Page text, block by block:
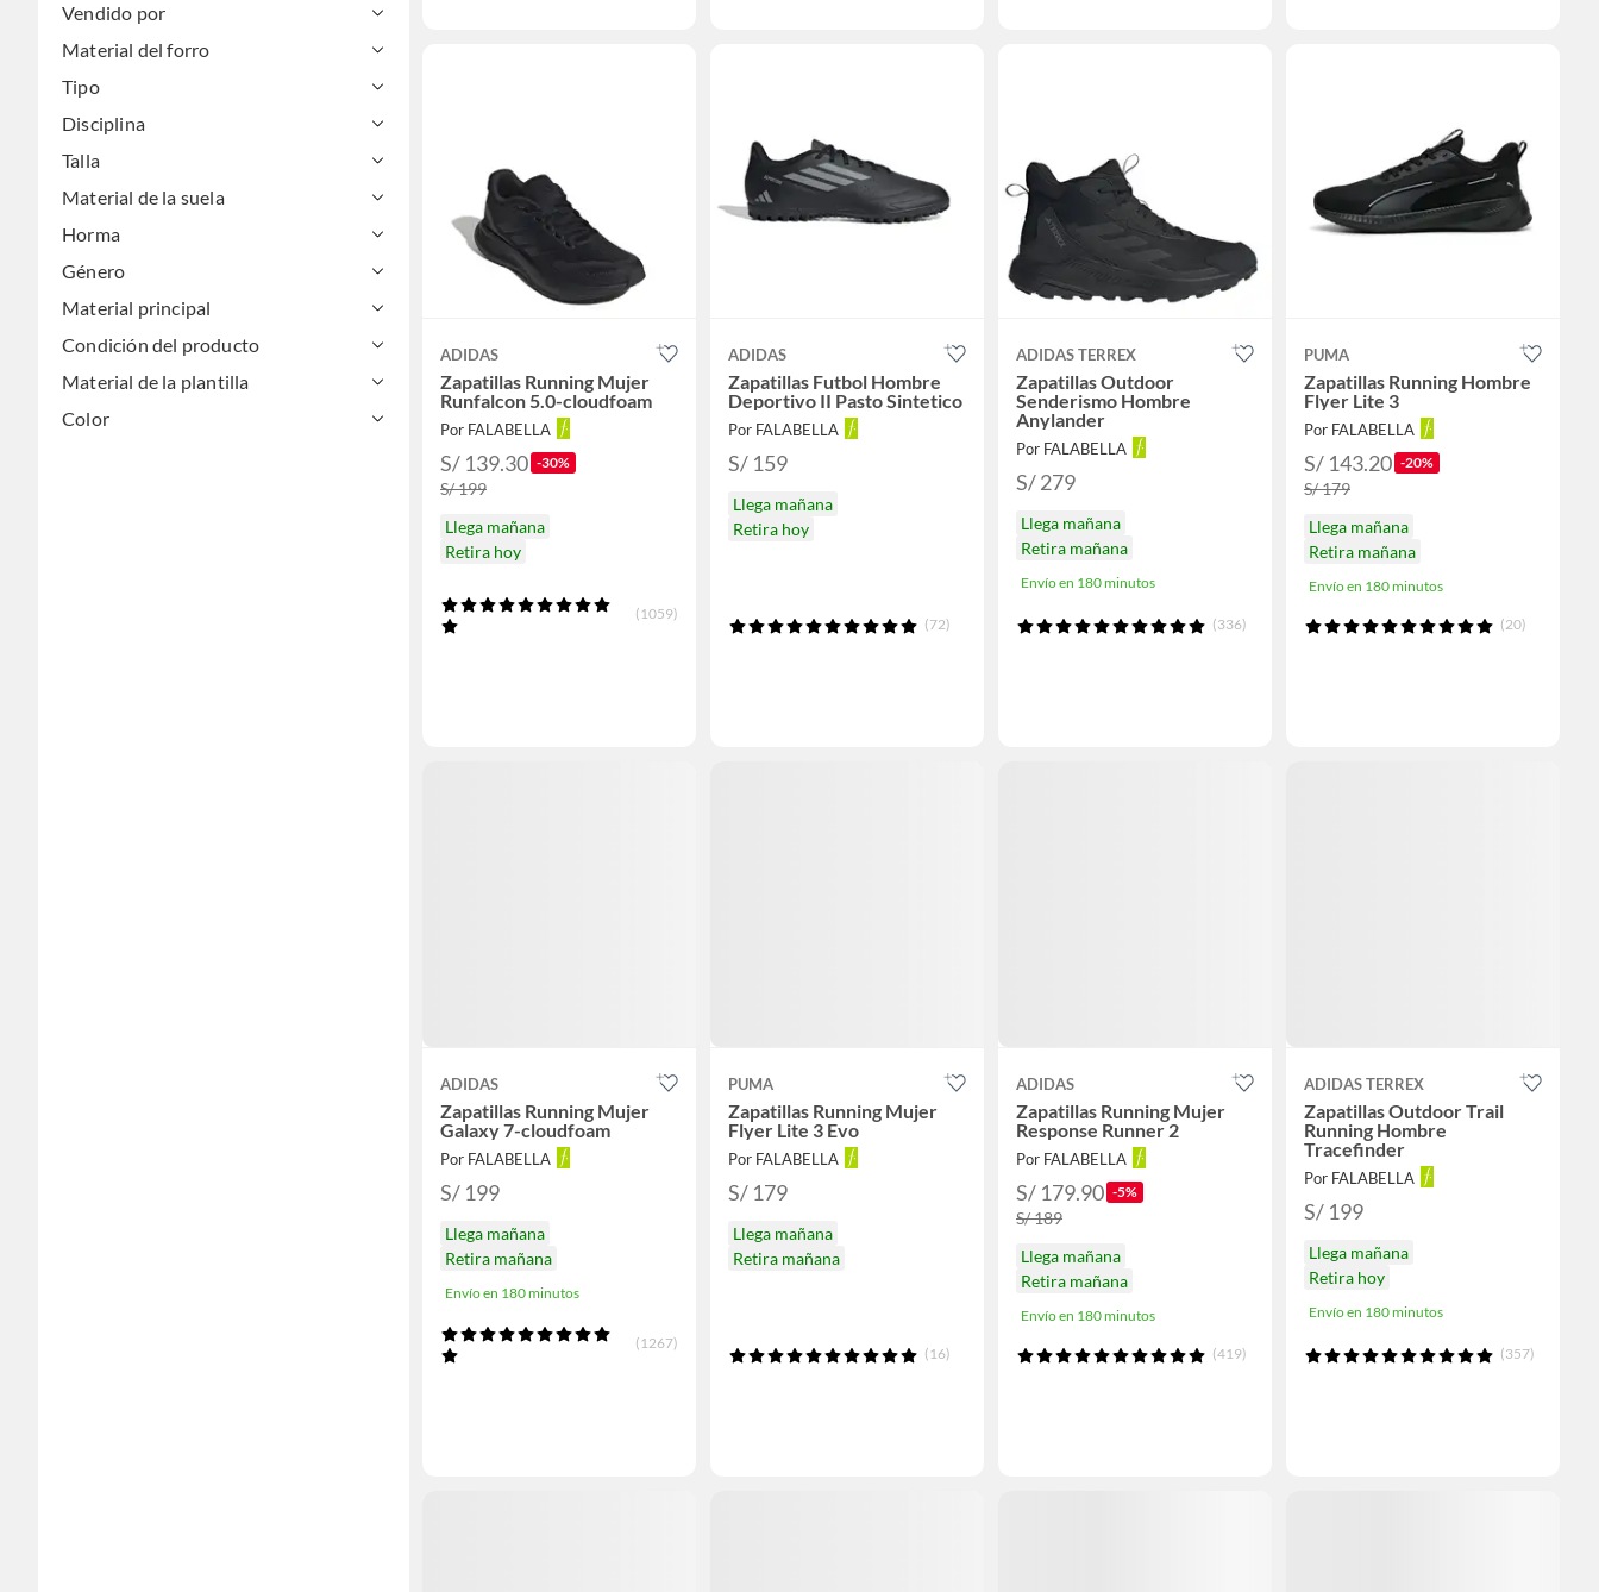
Herramientas y máquinas
Accesorios moda
Dormitorio
Vendido por
Material del forro
Tipo
Disciplina
Talla
Material de la suela
Horma
Género
Material principal
Condición del producto
Material de la plantilla
Color
ADIDAS
Zapatillas Running Mujer
Runfalcon 5.0-cloudfoam
Por FALABELLA
S/ 139.30 -30%
S/ 199
Llega mañana
Retira hoy
(1059)
ADIDAS
Zapatillas Futbol Hombre
Deportivo II Pasto Sintetico
Por FALABELLA
S/ 159
Llega mañana
Retira hoy
(72)
ADIDAS TERREX
Zapatillas Outdoor
Senderismo Hombre
Anylander
Por FALABELLA
S/ 279
Llega mañana
Retira mañana
Envío en 180 minutos
(336)
PUMA
Zapatillas Running Hombre
Flyer Lite 3
Por FALABELLA
S/ 143.20 -20%
S/ 179
Llega mañana
Retira mañana
Envío en 180 minutos
(20)
ADIDAS
Zapatillas Running Mujer
Galaxy 7-cloudfoam
Por FALABELLA
S/ 199
Llega mañana
Retira mañana
Envío en 180 minutos
(1267)
PUMA
Zapatillas Running Mujer
Flyer Lite 3 Evo
Por FALABELLA
S/ 179
Llega mañana
Retira mañana
(16)
ADIDAS
Zapatillas Running Mujer
Response Runner 2
Por FALABELLA
S/ 179.90 -5%
S/ 189
Llega mañana
Retira mañana
Envío en 180 minutos
(419)
ADIDAS TERREX
Zapatillas Outdoor Trail
Running Hombre
Tracefinder
Por FALABELLA
S/ 199
Llega mañana
Retira hoy
Envío en 180 minutos
(357)